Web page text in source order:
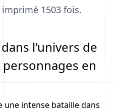
1503 fois.
l'univers de
en
une intense bataille dans